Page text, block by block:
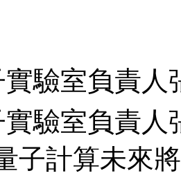
驗室負責人
驗室負責
計算未來將